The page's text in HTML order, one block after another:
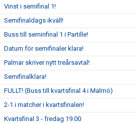
Vinst i semifinal 1!
Semifinaldags ikväll!
Buss till seminfinal 1 i Partille!
Datum för semifinaler klara!
Palmar skriver nytt treårsavtal!
Semifinalklara!
FULLT! (Buss till kvartsfinal 4 i Malmö)
2-1 i matcher i kvartsfinalen!
Kvartsfinal 3 - fredag 19.00